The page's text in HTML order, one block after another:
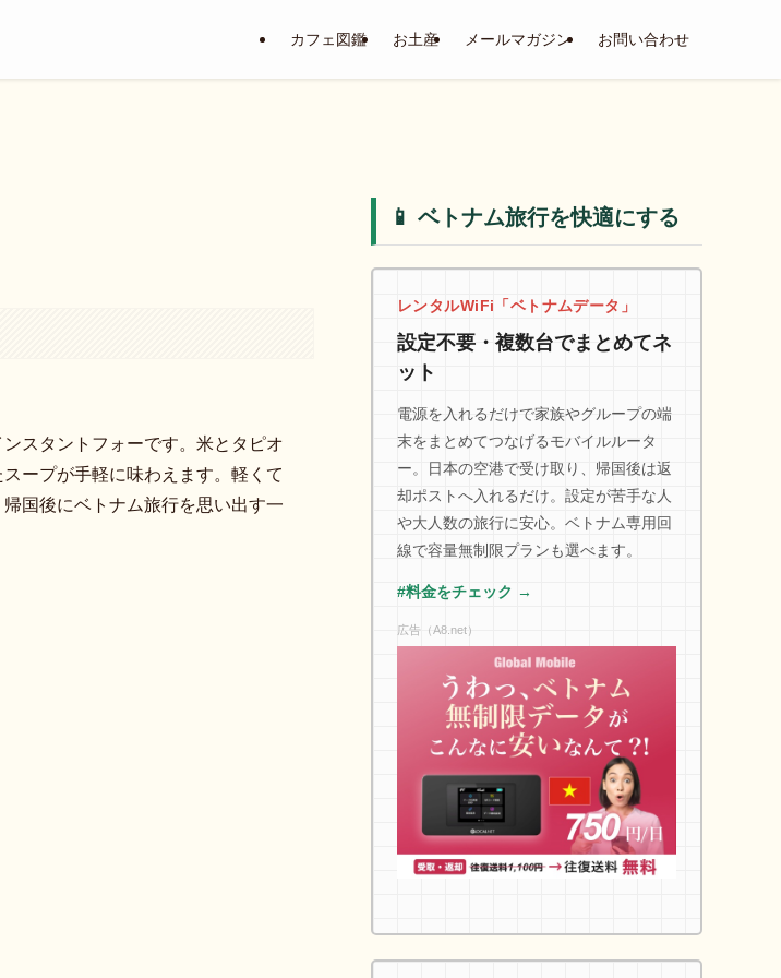
カフェ図鑑 お土産 メールマガジン お問い合わせ
スタントフォーです。米とタピオ
ープが手軽に味わえます。軽くて
国後にベトナム旅行を思い出す一
📱 ベトナム旅行を快適にする
レンタルWiFi「ベトナムデータ」
設定不要・複数台でまとめてネ
ット
電源を入れるだけで家族やグループの端
末をまとめてつなげるモバイルルータ
ー。日本の空港で受け取り、帰国後は返
却ポストへ入れるだけ。設定が苦手な人
や大人数の旅行に安心。ベトナム専用回
線で容量無制限プランも選べます。
#料金をチェック →
広告（A8.net）